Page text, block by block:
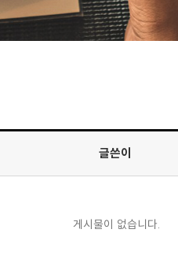
글쓴이
게시물이 없습니다.